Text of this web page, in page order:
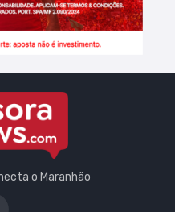
o Maranhão